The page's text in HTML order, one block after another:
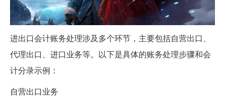
进出口会计账务处理涉及多个环节，主要包括自营出口、
代理出口、进口业务等。以下是具体的账务处理步骤和会
计分录示例：
自营出口业务